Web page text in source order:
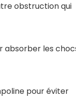
obstruction qui
absorber les
pour éviter